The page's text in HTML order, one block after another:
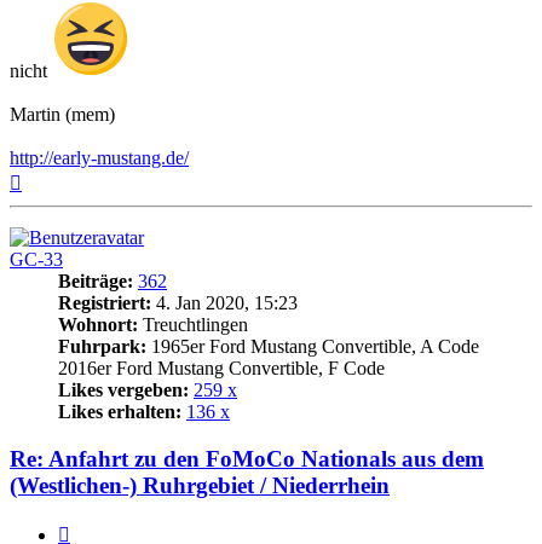
nicht
Martin (mem)
http://early-mustang.de/
GC-33
Beiträge: 362
Registriert: 4. Jan 2020, 15:23
Wohnort: Treuchtlingen
Fuhrpark: 1965er Ford Mustang Convertible, A Code
2016er Ford Mustang Convertible, F Code
Likes vergeben: 259 x
Likes erhalten: 136 x
Re: Anfahrt zu den FoMoCo Nationals aus dem
(Westlichen-) Ruhrgebiet / Niederrhein